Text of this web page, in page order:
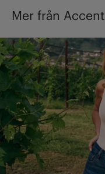
Mer från Accent